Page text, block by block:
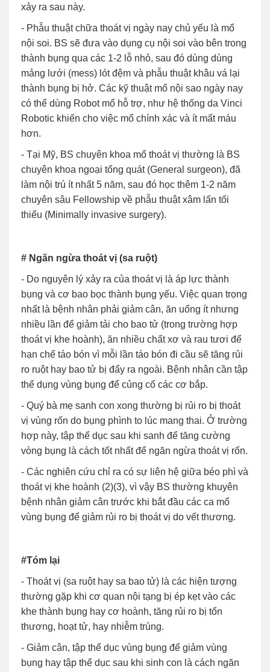
xảy ra sau này.
- Phẫu thuật chữa thoát vị ngày nay chủ yếu là mổ
nội soi. BS sẽ đưa vào dụng cụ nội soi vào bên trong
thành bụng qua các 1-2 lỗ nhỏ, sau đó dùng dùng
mảng lưới (mess) lót đệm và phẫu thuật khâu vá lại
thành bụng bị hở. Các kỹ thuật mổ nội sao ngày nay
có thể dùng Robot mổ hỗ trợ, như hệ thống da Vinci
Robotic khiến cho việc mổ chính xác và ít mất máu
hơn.
- Tại Mỹ, BS chuyên khoa mổ thoát vị thường là BS
chuyên khoa ngoại tổng quát (General surgeon), đã
làm nội trú ít nhất 5 năm, sau đó học thêm 1-2 năm
chuyên sâu Fellowship về phẫu thuật xâm lấn tối
thiểu (Minimally invasive surgery).
# Ngăn ngừa thoát vị (sa ruột)
- Do nguyên lý xảy ra của thoát vị là áp lực thành
bụng và cơ bao bọc thành bụng yếu. Việc quan trọng
nhất là bệnh nhân phải giảm cân, ăn uống ít nhưng
nhiều lần để giảm tải cho bao tử (trong trường hợp
thoát vị khe hoành), ăn nhiều chất xơ và rau tươi để
hạn chế táo bón vì mỗi lần táo bón đi cầu sẽ tăng rủi
ro ruột hay bao tử bị đẩy ra ngoài. Bệnh nhân cần tập
thể dụng vùng bụng để củng cố các cơ bắp.
- Quý bà mẹ sanh con xong thường bị rủi ro bị thoát
vị vùng rốn do bụng phình to lúc mang thai. Ở trường
hợp này, tập thể dục sau khi sanh để tăng cường
vòng bụng là cách tốt nhất để ngăn ngừa thoát vị rốn.
- Các nghiên cứu chỉ ra có sự liên hệ giữa béo phì và
thoát vị khe hoành (2)(3), vì vậy BS thường khuyên
bệnh nhân giảm cân trước khi bắt đầu các ca mổ
vùng bụng để giảm rủi ro bị thoát vị do vết thương.
#Tóm lại
- Thoát vị (sa ruột hay sa bao tử) là các hiện tượng
thường gặp khi cơ quan nội tạng bị ép kẹt vào các
khe thành bụng hay cơ hoành, tăng rủi ro bị tổn
thương, hoạt tử, hay nhiễm trùng.
- Giảm cân, tập thể dục vùng bụng để giảm vùng
bụng hay tập thể dục sau khi sinh con là cách ngăn